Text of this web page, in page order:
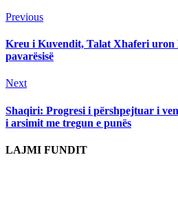
Continue
Reading
PreviousPrevious
Kreu i Kuvendit, Talat Xhaferi uron
pavarësisë
NextNext
Shaqiri: Progresi i përshpejtuar i
i arsimit me tregun e punës
LAJMI FUNDIT